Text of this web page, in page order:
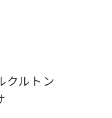
クルトン